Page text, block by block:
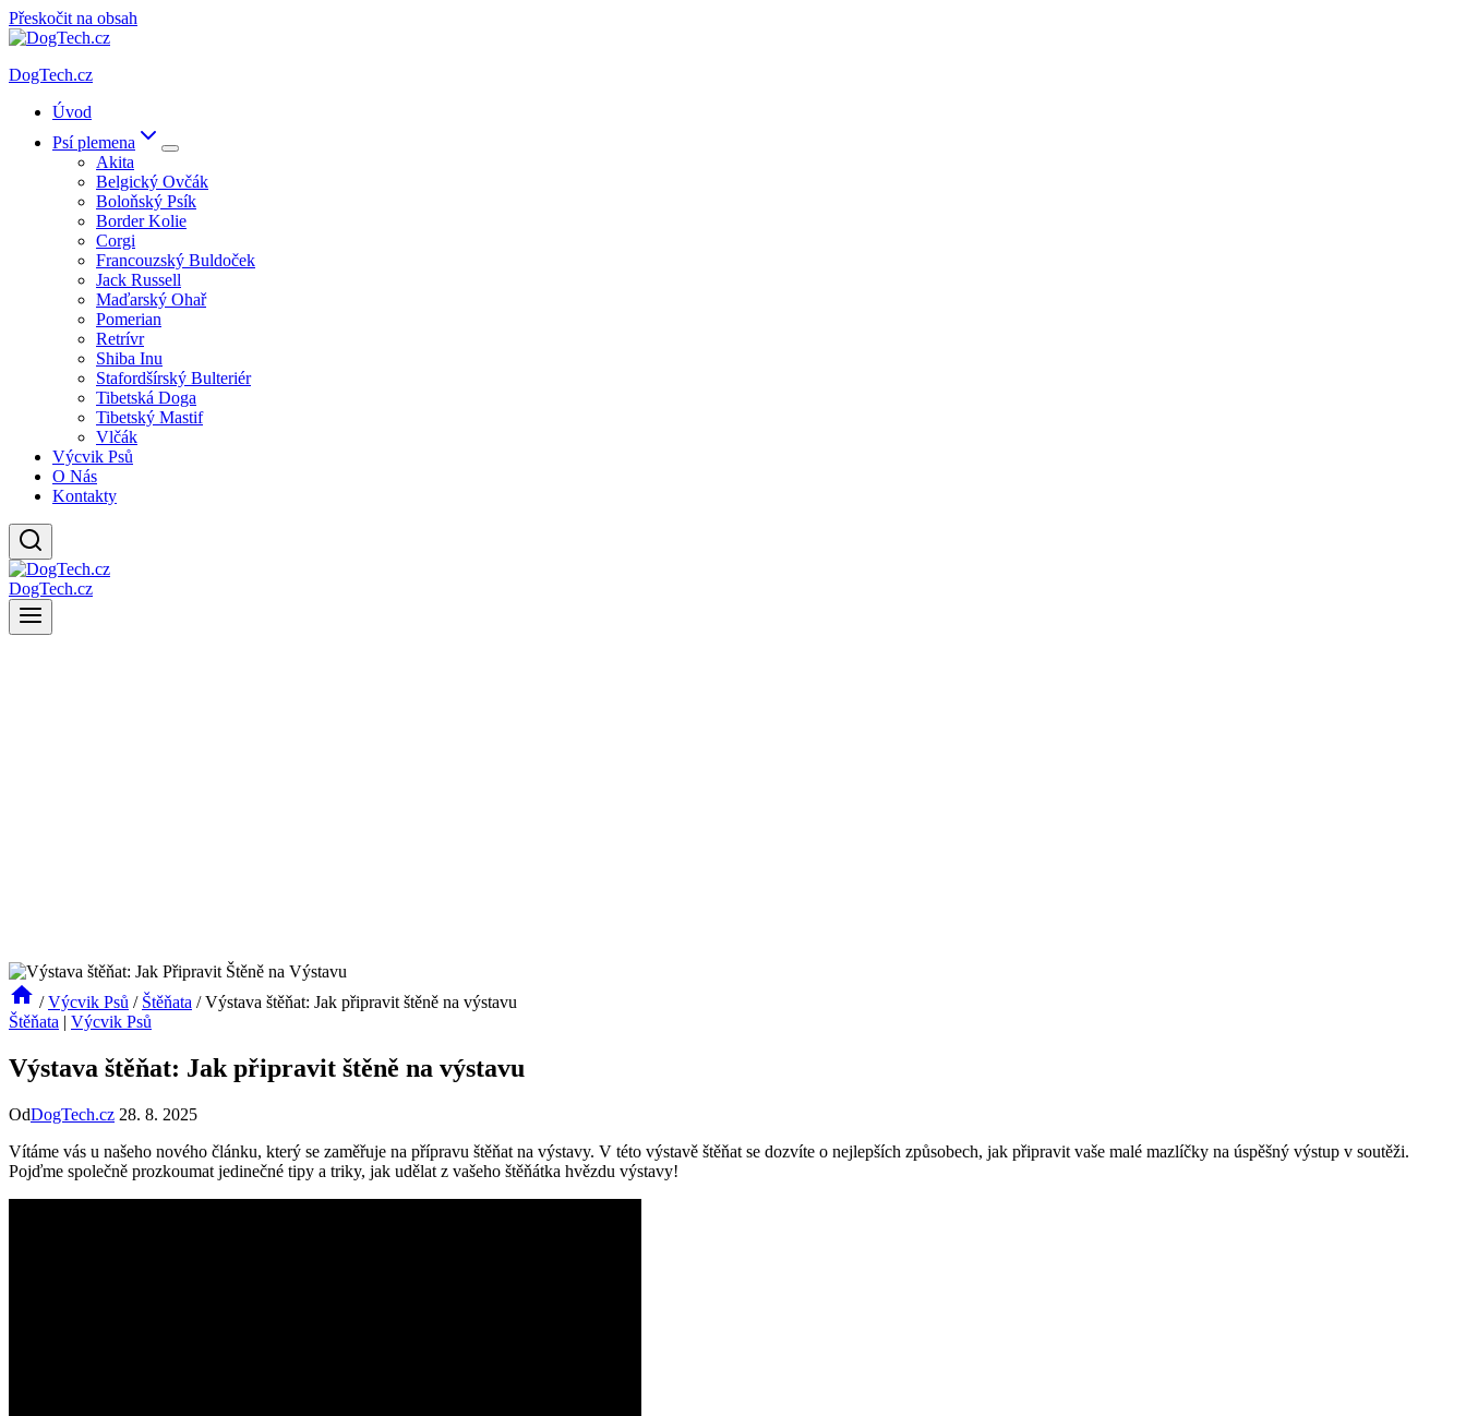
Přeskočit na obsah
DogTech.cz
Úvod
Psí plemena
Akita
Belgický Ovčák
Boloňský Psík
Border Kolie
Corgi
Francouzský Buldoček
Jack Russell
Maďarský Ohař
Pomerian
Retrívr
Shiba Inu
Stafordšírský Bulteriér
Tibetská Doga
Tibetský Mastif
Vlčák
Výcvik Psů
O Nás
Kontakty
DogTech.cz
/ Výcvik Psů / Štěňata / Výstava štěňat: Jak připravit štěně na výstavu
Štěňata | Výcvik Psů
Výstava štěňat: Jak připravit štěně na výstavu
OdDogTech.cz 28. 8. 2025
Vítáme vás u našeho nového článku, který se zaměřuje na přípravu štěňat na výstavy. V této výstavě štěňat se dozvíte o nejlepších způsobech, jak připravit vaše malé mazlíčky na úspěšný výstup v soutěži.
Pojďme společně prozkoumat jedinečné tipy a triky, jak udělat z vašeho štěňátka hvězdu výstavy!